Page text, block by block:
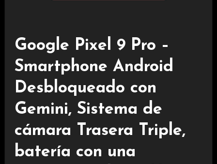
Google Pixel 9 Pro –
Smartphone Android
Desbloqueado con
Gemini, Sistema de
cámara Trasera Triple,
batería con una